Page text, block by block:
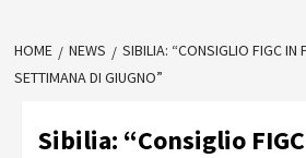
HOME NEWS
SIBILIA: “CONSIGLIO FIGC IN
SETTIMANA DI GIUGNO”
Sibilia: “Consiglio